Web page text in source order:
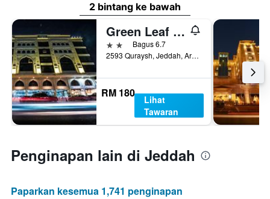
2 bintang ke bawah
Green Leaf Hotel
2 bintangBagus 6.7
2593 Quraysh, Jeddah, Arab Saudi
RM 180
Lihat
Tawaran
Penginapan lain di Jeddah
Paparkan kesemua 1,741 penginapan